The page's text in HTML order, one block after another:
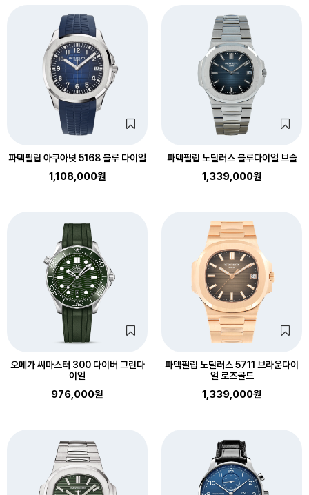
파텍필립 아쿠아넛 5168 블루 다이얼
1,108,000원
파텍필립 노틸러스 블루다이얼 브슬
1,339,000원
오메가 씨마스터 300 다이버 그린다
이얼
976,000원
파텍필립 노틸러스 5711 브라운다이
얼 로즈골드
1,339,000원